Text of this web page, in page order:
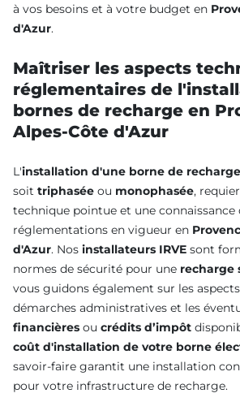
à vos besoins et à votre budget en
d'Azur.
Maîtriser les aspects
réglementaires de
bornes de recharge en
Alpes-Côte d'Azur
L'installation d'une borne de
soit triphasée ou monophasée,
technique pointue et une connaissance
réglementations en vigueur en
d'Azur. Nos installateurs IRVE sont
normes de sécurité pour une recharge
vous guidons également sur les
démarches administratives et les
financières ou crédits d’impôt
coût d'installation de votre borne
savoir-faire garantit une installation
pour votre infrastructure de recharge.